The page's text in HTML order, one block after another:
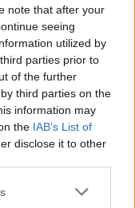
note that after your
seeing
utilized by
parties prior to
of the further
third parties on the
information may
the IAB’s List of
disclose it to other